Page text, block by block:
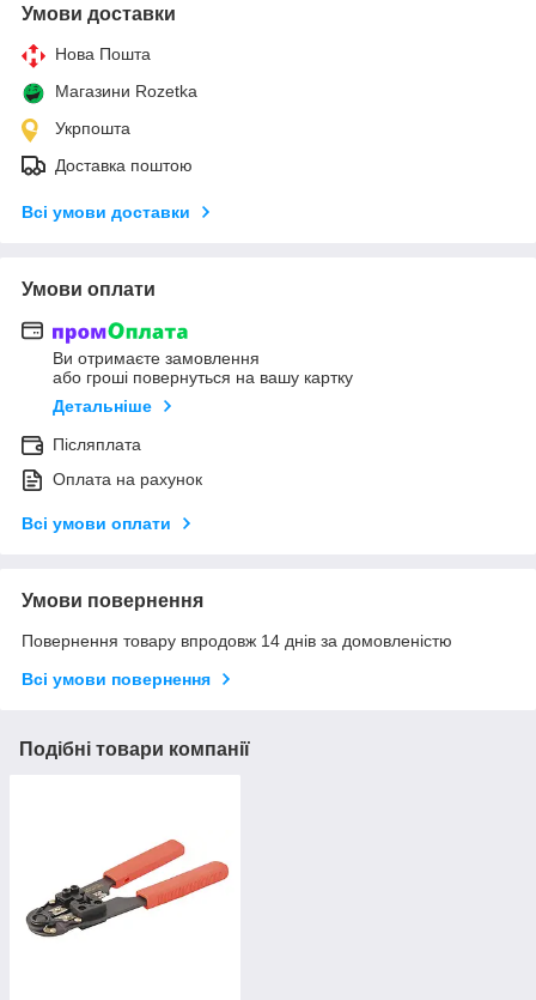
Умови доставки
Нова Пошта
Магазини Rozetka
Укрпошта
Доставка поштою
Всі умови доставки
Умови оплати
Ви отримаєте замовлення
або гроші повернуться на вашу картку
Детальніше
Післяплата
Оплата на рахунок
Всі умови оплати
Умови повернення
Повернення товару впродовж 14 днів за домовленістю
Всі умови повернення
Подібні товари компанії